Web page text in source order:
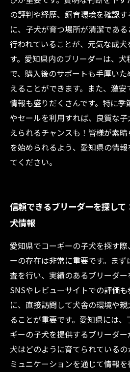
ナーを見つけよう
の評判や経歴、飼育環境を確認
に、子犬が育つ場所が清潔であ
行われていることが、元気な成
す。愛知県内のブリーダーは、
で、購入後のサポートも手厚い
えることができます。また、激
情報も盛りだくさんです。特に季
やセールを利用すれば、良質な
えられるチャンスも！皆様が素
を始められるよう、愛知県の情
てください。
信頼できるブリーダーを探し
犬情報
愛知県でコーギーの子犬を探す
ーの存在は非常に重要です。ま
査を行い、実績のあるブリーダー
SNSやレビューサイトでの評価
に、直接訪問して犬舎の環境や
ることが重要です。愛知県には
ギーの子犬を提供するブリーダ
犬はどのように育てられている
ミュニケーションを通じて情報を